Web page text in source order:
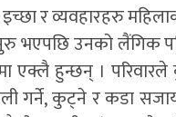
र व्यवहारहरु
सुरु भएपछि उनको लैंगिक
एक्लै हुन्छन् ।
गर्ने, कुट्ने र कडा